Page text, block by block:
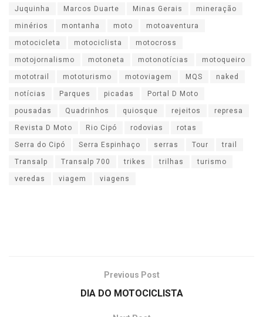
Juquinha Marcos Duarte Minas Gerais mineração
minérios montanha moto motoaventura
motocicleta motociclista motocross
motojornalismo motoneta motonotícias motoqueiro
mototrail mototurismo motoviagem MQS naked
notícias Parques picadas Portal D Moto
pousadas Quadrinhos quiosque rejeitos represa
Revista D Moto Rio Cipó rodovias rotas
Serra do Cipó Serra Espinhaço serras Tour trail
Transalp Transalp 700 trikes trilhas turismo
veredas viagem viagens
Previous Post
DIA DO MOTOCICLISTA